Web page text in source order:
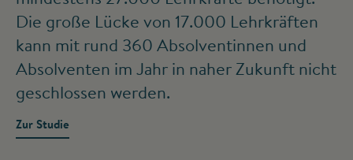
Die große Lücke von 17.000 Lehrkräften
kann mit rund 360 Absolventinnen und
Absolventen im Jahr in naher Zukunft nicht
geschlossen werden.
Zur Studie